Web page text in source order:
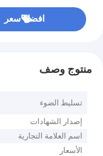
افضل سعر
منتوج وصف
تسليط الضوء
إصدار الشهادات
اسم العلامة التجارية
الأسعار